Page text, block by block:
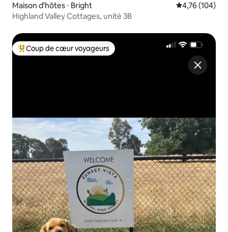
Maison d'hôtes ⋅ Bright Évaluation
4,76 (104)
Highland Valley Cottages, unité 3B
Coups de cœur voyageurs les plus appréciés
Coup de cœur voyageurs